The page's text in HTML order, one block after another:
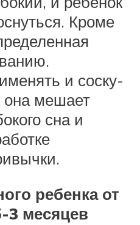
Кроме
и соску-
она мешает
сна и
ребенка от
3 месяцев